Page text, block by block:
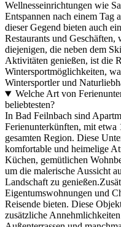
Wellnesseinrichtungen wie
Entspannen nach einem Tag
dieser Gegend bieten auch
Restaurants und Geschäften,
diejenigen, die neben dem
Aktivitäten genießen, ist die
Wintersportmöglichkeiten,
Wintersportler und
Welche Art von
beliebtesten?
In Bad Feilnbach sind
Ferienunterkünften, mit etwa
gesamten Region. Diese
komfortable und heimelige
Küchen, gemütlichen
um die malerische Aussicht
Landschaft zu
Eigentumswohnungen und
Reisende bieten. Diese
zusätzliche